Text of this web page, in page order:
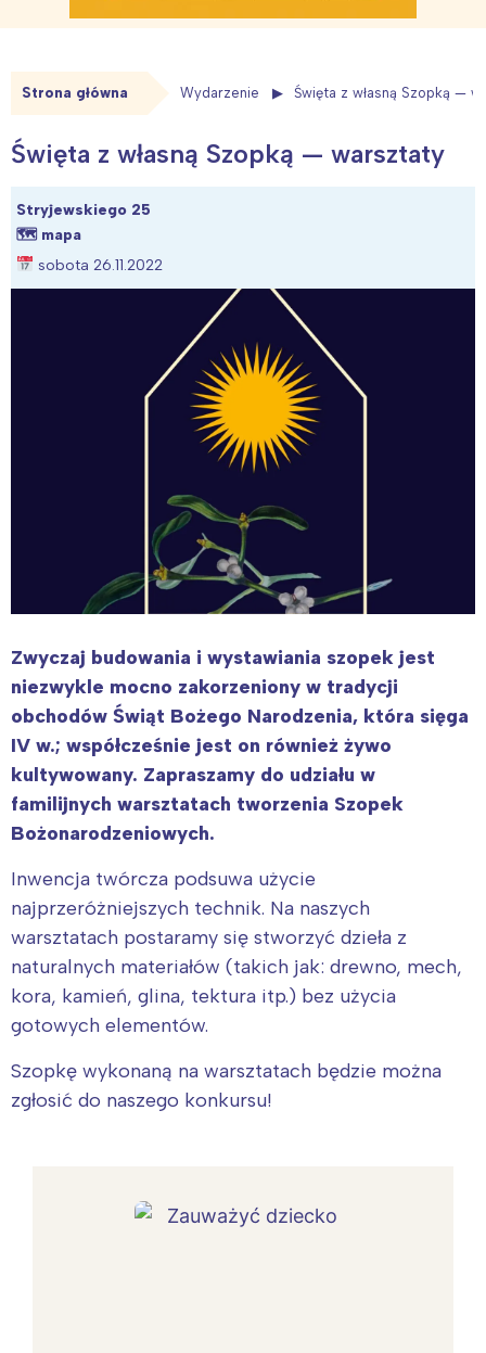
Strona główna Wydarzenie Święta z własną Szopką —
Święta z własną Szopką — warsztaty
Stryjewskiego 25
🗺 mapa
sobota 26.11.2022
Zwyczaj budowania i wystawiania szopek jest
niezwykle mocno zakorzeniony w tradycji
obchodów Świąt Bożego Narodzenia, która sięga
IV w.; współcześnie jest on również żywo
kultywowany. Zapraszamy do udziału w
familijnych warsztatach tworzenia Szopek
Bożonarodzeniowych.
Inwencja twórcza podsuwa użycie
najprzeróżniejszych technik. Na naszych
warsztatach postaramy się stworzyć dzieła z
naturalnych materiałów (takich jak: drewno, mech,
kora, kamień, glina, tektura itp.) bez użycia
gotowych elementów.
Szopkę wykonaną na warsztatach będzie można
zgłosić do naszego konkursu!